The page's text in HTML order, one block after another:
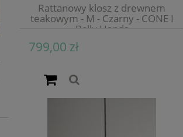
Rattanowy klosz z drewnem
teakowym - M - Czarny - CONE I
Bally Hands
799,00 zł